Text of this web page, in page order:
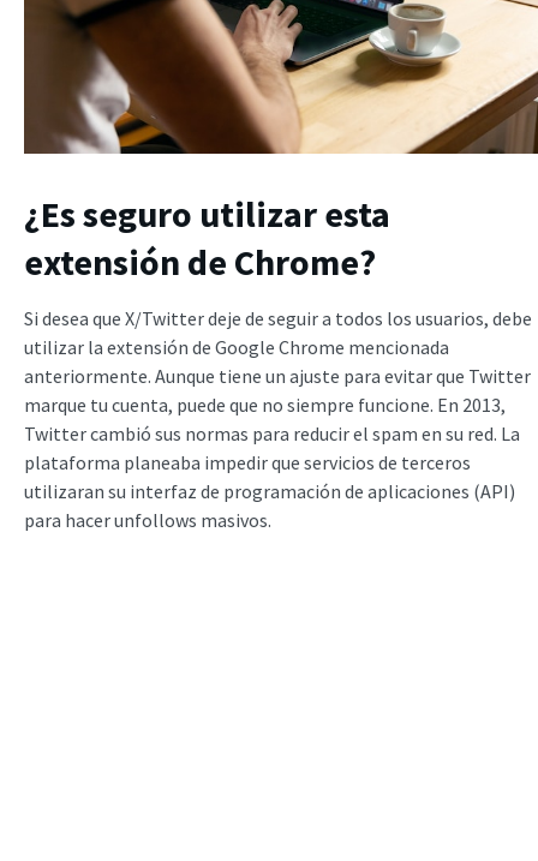
¿Es seguro utilizar esta
extensión de Chrome?
Si desea que X/Twitter deje de seguir a todos los usuarios, debe
utilizar la extensión de Google Chrome mencionada
anteriormente. Aunque tiene un ajuste para evitar que Twitter
marque tu cuenta, puede que no siempre funcione. En 2013,
Twitter cambió sus normas para reducir el spam en su red. La
plataforma planeaba impedir que servicios de terceros
utilizaran su interfaz de programación de aplicaciones (API)
para hacer unfollows masivos.